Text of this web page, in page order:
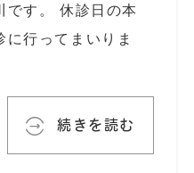
です。 休診日の本
に行ってまいりま
続きを読む